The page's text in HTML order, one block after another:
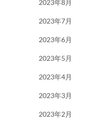
2023年8月
2023年7月
2023年6月
2023年5月
2023年4月
2023年3月
2023年2月